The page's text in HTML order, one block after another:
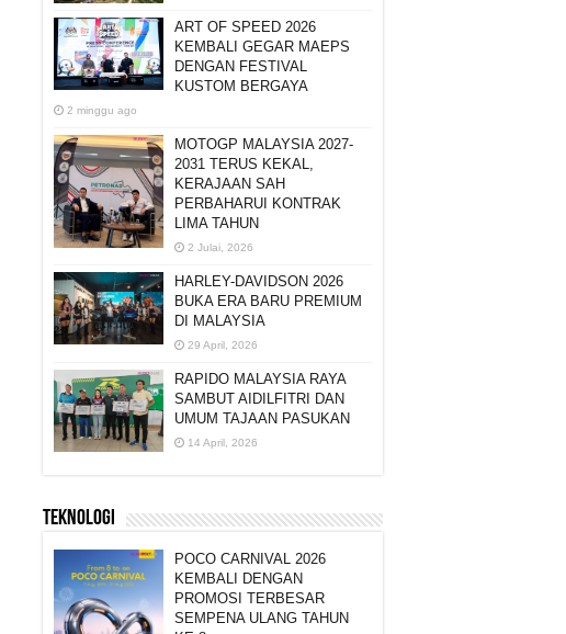
ART OF SPEED 2026
KEMBALI GEGAR MAEPS
DENGAN FESTIVAL
KUSTOM BERGAYA
2 minggu ago
MOTOGP MALAYSIA 2027-
2031 TERUS KEKAL,
KERAJAAN SAH
PERBAHARUI KONTRAK
LIMA TAHUN
2 Julai, 2026
HARLEY-DAVIDSON 2026
BUKA ERA BARU PREMIUM
DI MALAYSIA
29 April, 2026
RAPIDO MALAYSIA RAYA
SAMBUT AIDILFITRI DAN
UMUM TAJAAN PASUKAN
14 April, 2026
TEKNOLOGI
POCO CARNIVAL 2026
KEMBALI DENGAN
PROMOSI TERBESAR
SEMPENA ULANG TAHUN